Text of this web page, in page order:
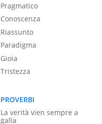
Pragmatico
Conoscenza
Riassunto
Paradigma
Gioia
Tristezza
PROVERBI
La verità vien sempre a
galla